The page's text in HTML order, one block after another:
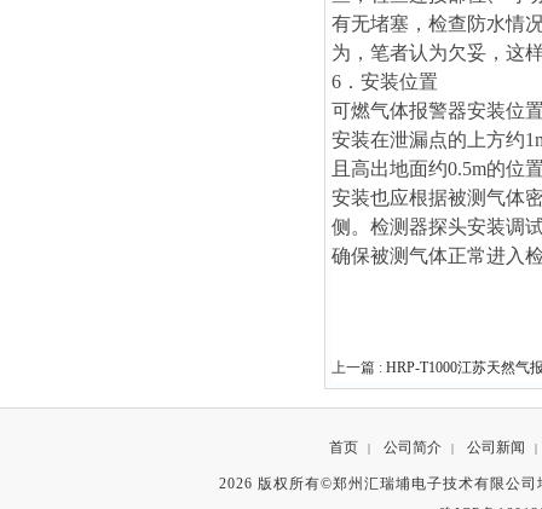
有无堵塞，检查防水情
为，笔者认为欠妥，这
6．安装位置
可燃气体报警器安装位
安装在泄漏点的上方约
且高出地面约0.5m的位
安装也应根据被测气体
侧。检测器探头安装调
确保被测气体正常进入
上一篇 : HRP-T1000江苏天然气
首页 | 公司简介 | 公司新闻 |
2026 版权所有©郑州汇瑞埔电子技术有限公